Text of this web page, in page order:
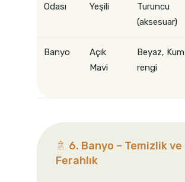
Odası
Yeşili
Turuncu
(aksesuar)
Banyo
Açık
Mavi
Beyaz, Kum
rengi
🚿 6. Banyo – Temizlik ve
Ferahlık